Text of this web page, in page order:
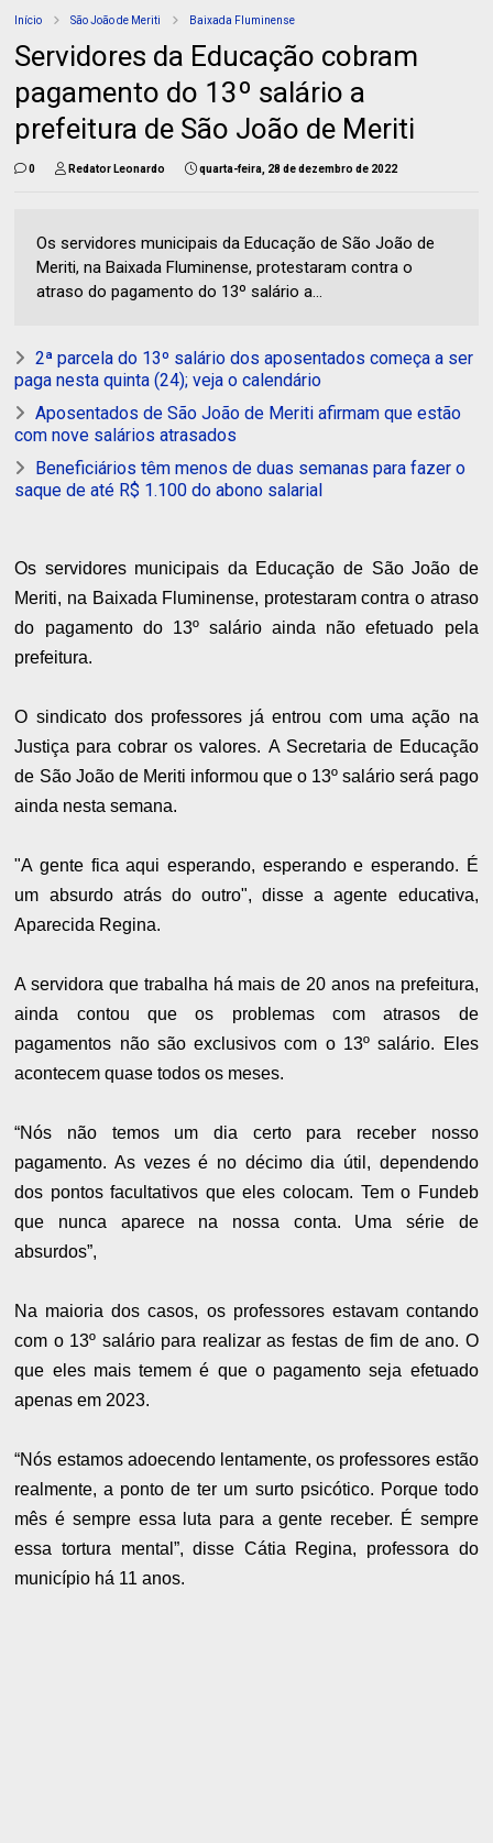
Início São João de Meriti Baixada Fluminense
Servidores da Educação cobram
pagamento do 13º salário a
prefeitura de São João de Meriti
0 Redator Leonardo quarta-feira, 28 de dezembro de 2022
Os servidores municipais da Educação de São João de
Meriti, na Baixada Fluminense, protestaram contra o
atraso do pagamento do 13º salário a...
2ª parcela do 13º salário dos aposentados começa a ser
paga nesta quinta (24); veja o calendário
Aposentados de São João de Meriti afirmam que estão
com nove salários atrasados
Beneficiários têm menos de duas semanas para fazer o
saque de até R$ 1.100 do abono salarial
Os servidores municipais da Educação de São João de
Meriti, na Baixada Fluminense, protestaram contra o atraso
do pagamento do 13º salário ainda não efetuado pela
prefeitura.
O sindicato dos professores já entrou com uma ação na
Justiça para cobrar os valores. A Secretaria de Educação
de São João de Meriti informou que o 13º salário será pago
ainda nesta semana.
"A gente fica aqui esperando, esperando e esperando. É
um absurdo atrás do outro",disse a agente educativa,
Aparecida Regina.
A servidora que trabalha há mais de 20 anos na prefeitura,
ainda contou que os problemas com atrasos de
pagamentos não são exclusivos com o 13º salário. Eles
acontecem quase todos os meses.
“Nós não temos um dia certo para receber nosso
pagamento. As vezes é no décimo dia útil, dependendo
dos pontos facultativos que eles colocam. Tem o Fundeb
que nunca aparece na nossa conta. Uma série de
absurdos”,
Na maioria dos casos, os professores estavam contando
com o 13º salário para realizar as festas de fim de ano. O
que eles mais temem é que o pagamento seja efetuado
apenas em 2023.
“Nós estamos adoecendo lentamente, os professores estão
realmente, a ponto de ter um surto psicótico. Porque todo
mês é sempre essa luta para a gente receber. É sempre
essa tortura mental”, disse Cátia Regina, professora do
município há 11 anos.